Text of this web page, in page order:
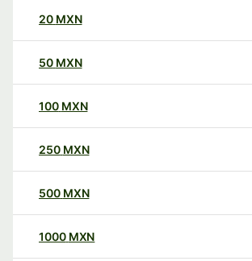
20 MXN
50 MXN
100 MXN
250 MXN
500 MXN
1000 MXN